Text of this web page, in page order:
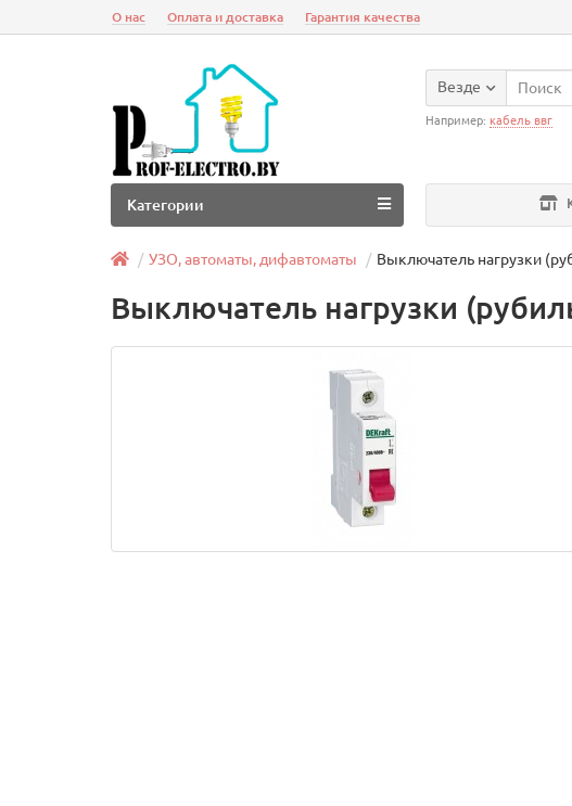
О нас Оплата и доставка Гарантия качества
Везде
Например: кабель ввг
Категории
УЗО, автоматы, дифавтоматы Выключатель нагрузки
Выключатель нагрузки